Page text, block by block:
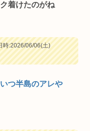
着けたのがね
時:2026/06/06(土)
つ半島のアレや